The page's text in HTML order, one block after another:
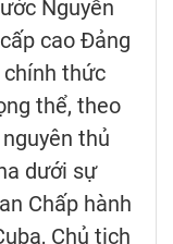
Nguyễn
cao Đảng
thức
thể, theo
thủ
dưới sự
Chấp hành
Chủ tịch